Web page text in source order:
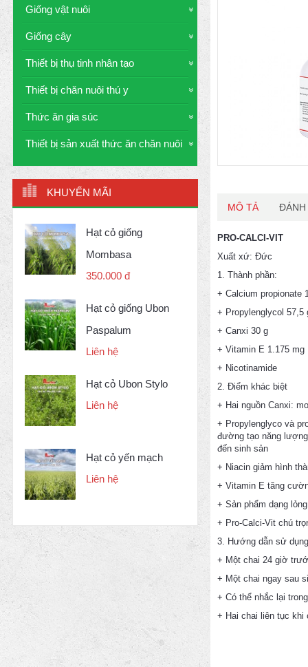
Giống vật nuôi
Giống cây
Thiết bị thụ tinh nhân tạo
Thiết bị chăn nuôi thú y
Thức ăn gia súc
Thiết bị sản xuất thức ăn chăn nuôi
KHUYẾN MÃI
Hạt cỏ giống
Mombasa
350.000 đ
Hạt cỏ giống Ubon
Paspalum
Liên hệ
Hạt cỏ Ubon Stylo
Liên hệ
Hạt cỏ yến mạch
Liên hệ
MÔ TẢ ĐÁNH
PRO-CALCI-VIT
Xuất xứ: Đức
1. Thành phần:
+ Calcium propionate
+ Propylenglycol 57,5
+ Canxi 30 g
+ Vitamin E 1.175 mg
+ Nicotinamide
2. Điểm khác biệt
+ Hai nguồn Canxi:
+ Propylenglyco và
đường tạo năng
đến sinh sản
+ Niacin giảm hình
+ Vitamin E tăng
+ Sản phẩm dạng
+ Pro-Calci-Vit chú
3. Hướng dẫn sử dụng
+ Một chai 24 giờ
+ Một chai ngay sau
+ Có thể nhắc lại
+ Hai chai liên tục khi